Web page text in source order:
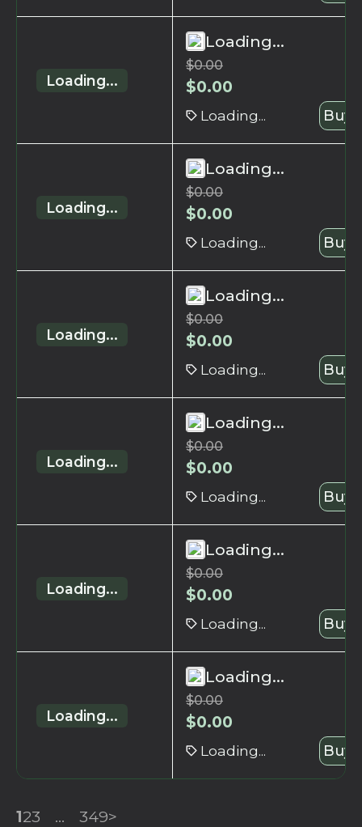
Loading...
Loading...
$0.00
$0.00
Loading... Buy
Loading...
Loading...
$0.00
$0.00
Loading... Buy
Loading...
Loading...
$0.00
$0.00
Loading... Buy
Loading...
Loading...
$0.00
$0.00
Loading... Buy
Loading...
Loading...
$0.00
$0.00
Loading... Buy
Loading...
Loading...
$0.00
$0.00
Loading... Buy
123 ... 349>